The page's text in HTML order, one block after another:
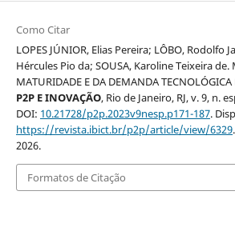
Como Citar
LOPES JÚNIOR, Elias Pereira; LÔBO, Rodolfo
Hércules Pio da; SOUSA, Karoline Teixeira de.
MATURIDADE E DA DEMANDA TECNOLÓGICA
P2P E INOVAÇÃO, Rio de Janeiro, RJ, v. 9, n.
DOI: 10.21728/p2p.2023v9nesp.p171-187.
https://revista.ibict.br/p2p/article/view/6329
2026.
Formatos de Citação